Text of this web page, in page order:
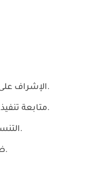
الإشراف على أعمال التشطيبات الداخلية.
متابعة تنفيذ المشاريع وفق المواصفات.
التنسيق مع المقاولين والموردين.
ضمان جودة التنفيذ والتسليم.